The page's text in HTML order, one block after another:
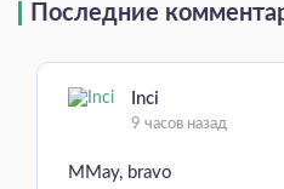
Последние
Inci
9 часов назад
MMay, bravo